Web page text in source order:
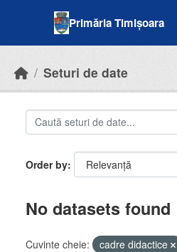
Primăria Timișoara
Seturi de date
Order by
No datasets found
Cuvinte cheie: cadre didactice